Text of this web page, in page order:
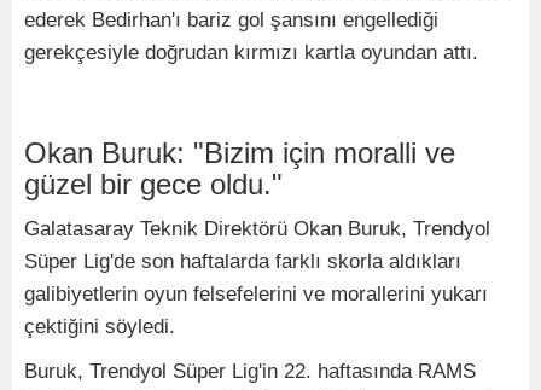
ederek Bedirhan'ı bariz gol şansını engellediği
gerekçesiyle doğrudan kırmızı kartla oyundan attı.
Okan Buruk: "Bizim için moralli ve
güzel bir gece oldu."
Galatasaray Teknik Direktörü Okan Buruk, Trendyol
Süper Lig'de son haftalarda farklı skorla aldıkları
galibiyetlerin oyun felsefelerini ve morallerini yukarı
çektiğini söyledi.
Buruk, Trendyol Süper Lig'in 22. haftasında RAMS